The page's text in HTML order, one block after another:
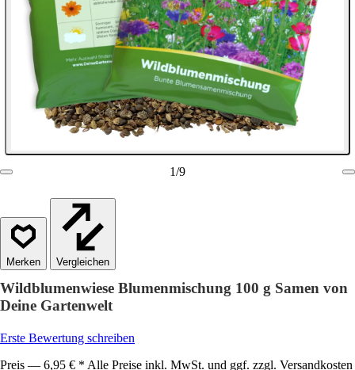
1/9
Vergleichen
Wildblumenwiese Blumenmischung 100 g Samen von
Deine Gartenwelt
Erste Bewertung schreiben
Preis — 6,95 € * Alle Preise inkl. MwSt. und ggf. zzgl. Versandkosten